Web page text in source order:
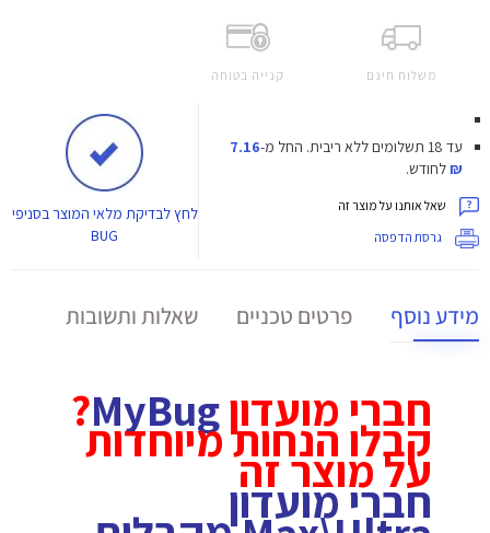
משלוח חינם קנייה בטוחה
עד 18 תשלומים ללא ריבית. החל מ-7.16
₪לחודש.
שאל אותנו על מוצר זה
גרסת הדפסה
לחץלבדיקת מלאי המוצר בסניפי
BUG
מידע נוסף פרטים טכניים שאלות ותשובות
חברי מועדוןMyBug
?
קבלו הנחות מיוחדות
על מוצר זה
חברי מועדון